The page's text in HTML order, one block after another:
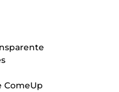
ComeUp